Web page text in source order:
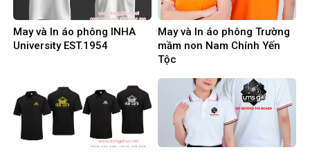
May và In áo phông INHA
University EST.1954
May và In áo phông Trường
mầm non Nam Chính Yến
Tộc